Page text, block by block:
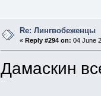
Re: Лингвобеженцы
« Reply #294 on: 04 June
Дамаскин